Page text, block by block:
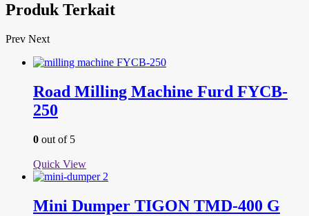
Produk Terkait
Prev Next
Road Milling Machine Furd FYCB-
250
0 out of 5
Quick View
Mini Dumper TIGON TMD-400 G